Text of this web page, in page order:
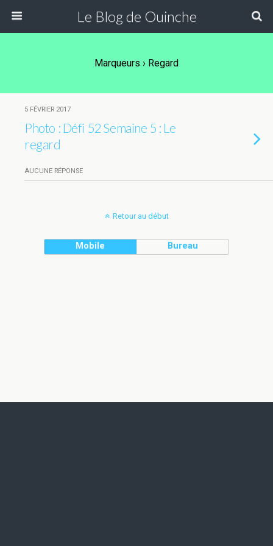
Le Blog de Ouinche
Marqueurs › Regard
5 FÉVRIER 2017
Photo : Défi 52 Semaine 5 : Le
regard
AUCUNE RÉPONSE
Retour au début
Mobile Bureau